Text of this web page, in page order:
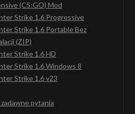
(CS:GO) Mod
Strike 1.6 Progressive
Strike 1.6 Portable Bez
(ZIP)
Strike 1.6 HD
Strike 1.6 Windows 8
Strike 1.6 v23
pytania